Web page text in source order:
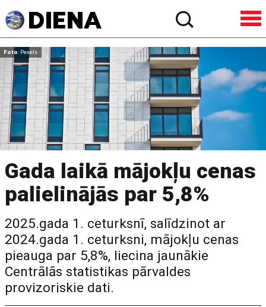
Foto: Pexels
Gada laikā mājokļu cenas
palielinājās par 5,8%
2025.gada 1. ceturksnī, salīdzinot ar
2024.gada 1. ceturksni, mājokļu cenas
pieauga par 5,8%, liecina jaunākie
Centrālās statistikas pārvaldes
provizoriskie dati.